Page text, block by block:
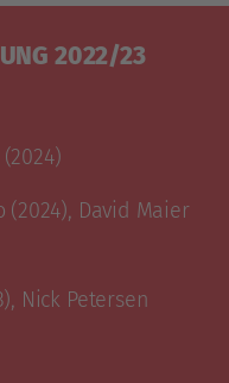
2022/23
(2024), David Maier
Nick Petersen